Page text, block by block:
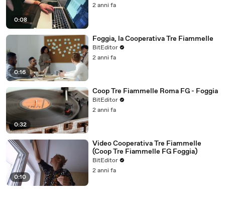
0:08
2 anni fa
0:16
Foggia, la Cooperativa Tre Fiammelle
BitEditor
2 anni fa
0:32
Coop Tre Fiammelle Roma FG - Foggia
BitEditor
2 anni fa
0:10
Video Cooperativa Tre Fiammelle
(Coop Tre Fiammelle FG Foggia)
BitEditor
2 anni fa